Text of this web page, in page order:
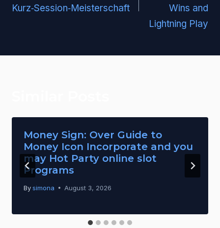
Kurz‑Session‑Meisterschaft
Wins and
Lightning Play
Money Sign: Over Guide to
Money Icon Incorporate and you
may Hot Party online slot
Programs
Bysimona August 3, 2026